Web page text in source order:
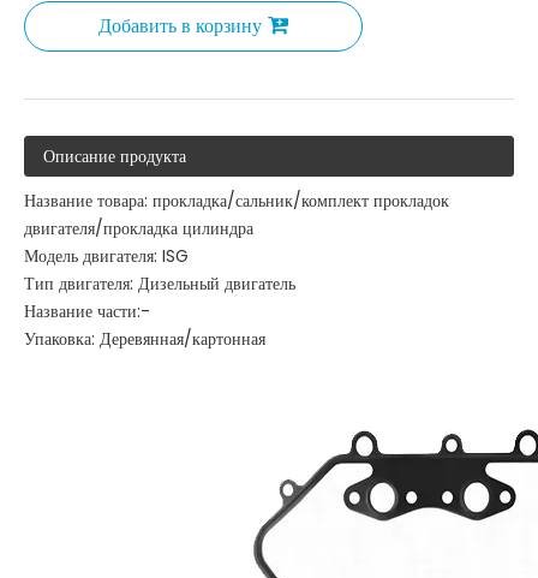
Добавить в корзину
Описание продукта
Название товара: прокладка/сальник/комплект прокладок
двигателя/прокладка цилиндра
Модель двигателя: ISG
Тип двигателя: Дизельный двигатель
Название части:-
Упаковка: Деревянная/картонная